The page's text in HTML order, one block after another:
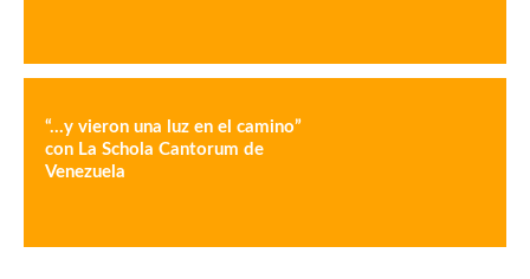
“…y vieron una luz en el camino”
con La Schola Cantorum de
Venezuela